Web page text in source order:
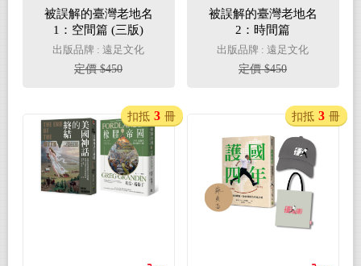
被誤解的臺灣老地名
1：空間篇 (三版)
出版品牌 : 遠足文化
定價 $450
被誤解的臺灣老地名
2：時間篇
出版品牌 : 遠足文化
定價 $450
扣抵 3 冊 扣抵 3 冊